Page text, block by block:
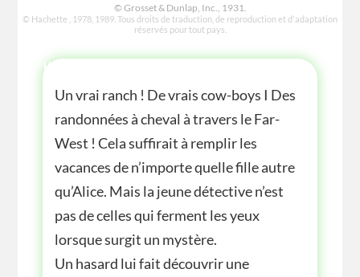
© Grosset & Dunlap, Inc., 1931.
© Hachette , 1978, 1989. Tous droits de traduction, de reproduction et d'adaptation
réservés pour tout pays.
HISTOIRE
Un vrai ranch ! De vrais cow-boys I Des
randonnées à cheval à travers le Far-
West ! Cela suffirait à remplir les
vacances de n’importe quelle fille autre
qu’Alice. Mais la jeune détective n’est
pas de celles qui ferment les yeux
lorsque surgit un mystère.
Un hasard lui fait découvrir une